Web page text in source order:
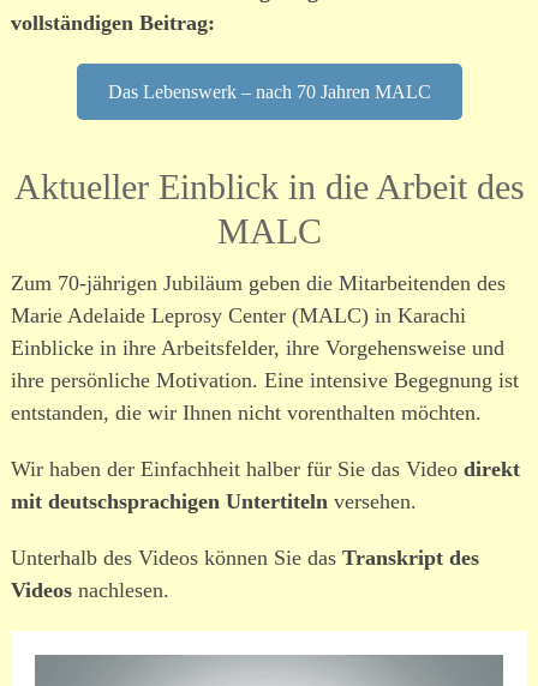
vollständigen Beitrag:
Das Lebenswerk – nach 70 Jahren MALC
Aktueller Einblick in die Arbeit des
MALC
Zum 70-jährigen Jubiläum geben die Mitarbeitenden des
Marie Adelaide Leprosy Center (MALC) in Karachi
Einblicke in ihre Arbeitsfelder, ihre Vorgehensweise und
ihre persönliche Motivation. Eine intensive Begegnung ist
entstanden, die wir Ihnen nicht vorenthalten möchten.
Wir haben der Einfachheit halber für Sie das Video direkt
mit deutschsprachigen Untertiteln versehen.
Unterhalb des Videos können Sie das Transkript des
Videosnachlesen.